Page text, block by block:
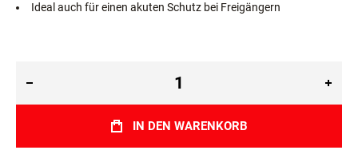
Ideal auch für einen akuten Schutz bei Freigängern
IN DEN WARENKORB